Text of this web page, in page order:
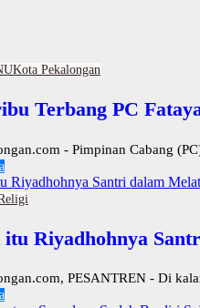
Kota Pekalongan
Terbang PC
- Pimpinan Cabang
itu Riyadhohnya
PESANTREN - Di